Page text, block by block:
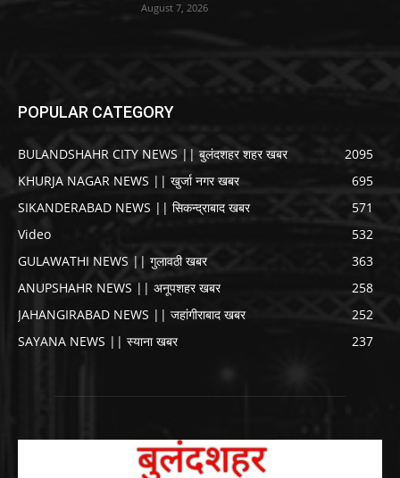
August 7, 2026
POPULAR CATEGORY
BULANDSHAHR CITY NEWS || बुलंदशहर शहर खबर
2095
KHURJA NAGAR NEWS || खुर्जा नगर खबर
695
SIKANDERABAD NEWS || सिकन्द्राबाद खबर
571
Video
532
GULAWATHI NEWS || गुलावठी खबर
363
ANUPSHAHR NEWS || अनूपशहर खबर
258
JAHANGIRABAD NEWS || जहांगीराबाद खबर
252
SAYANA NEWS || स्याना खबर
237